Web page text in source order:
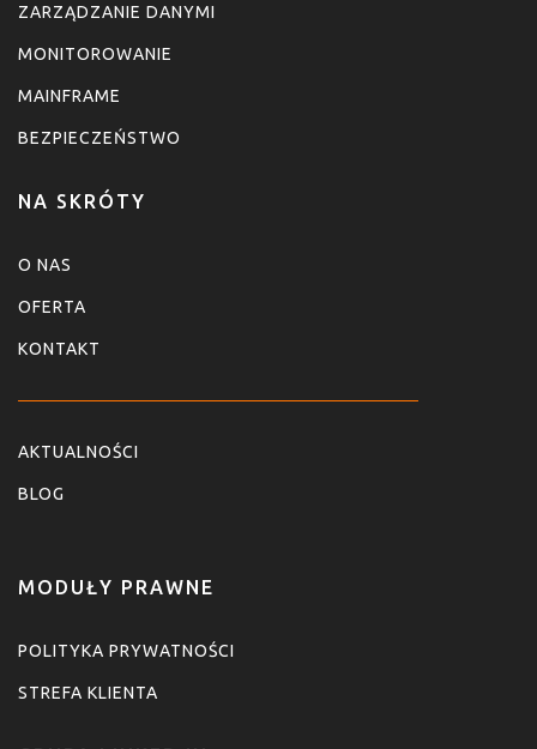
ZARZĄDZANIE DANYMI
MONITOROWANIE
MAINFRAME
BEZPIECZEŃSTWO
NA SKRÓTY
O NAS
OFERTA
KONTAKT
AKTUALNOŚCI
BLOG
MODUŁY PRAWNE
POLITYKA PRYWATNOŚCI
STREFA KLIENTA